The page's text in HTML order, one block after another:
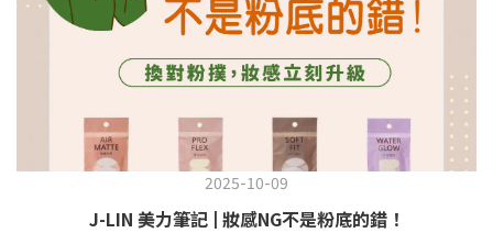
2025-10-09
J-LIN 美力筆記 | 妝感NG不是粉底的錯！